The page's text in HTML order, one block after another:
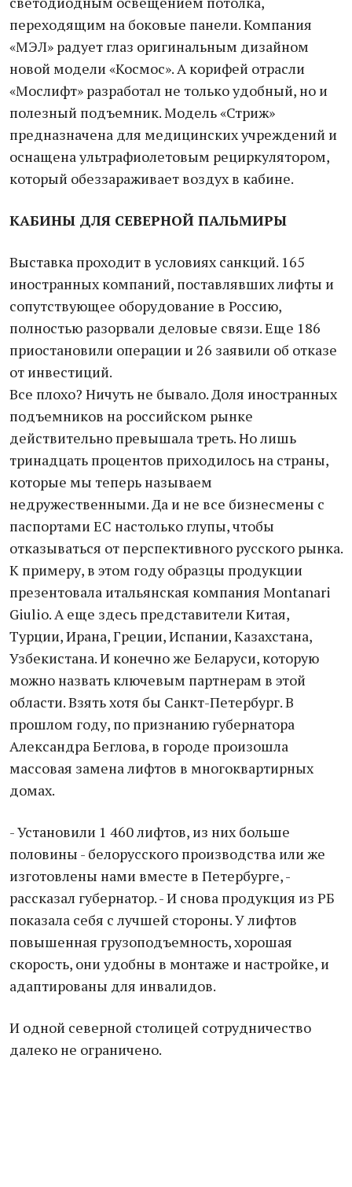
переходящим на боковые панели. Компания
«МЭЛ» радует глаз оригинальным дизайном
новой модели «Космос». А корифей отрасли
«Мослифт» разработал не только удобный, но и
полезный подъемник. Модель «Стриж»
предназначена для медицинских учреждений и
оснащена ультрафиолетовым рециркулятором,
который обеззараживает воздух в кабине.
КАБИНЫ ДЛЯ СЕВЕРНОЙ ПАЛЬМИРЫ
Выставка проходит в условиях санкций. 165
иностранных компаний, поставлявших лифты и
сопутствующее оборудование в Россию,
полностью разорвали деловые связи. Еще 186
приостановили операции и 26 заявили об отказе
от инвестиций.
Все плохо? Ничуть не бывало. Доля иностранных
подъемников на российском рынке
действительно превышала треть. Но лишь
тринадцать процентов приходилось на страны,
которые мы теперь называем
недружественными. Да и не все бизнесмены с
паспортами ЕС настолько глупы, чтобы
отказываться от перспективного русского рынка.
К примеру, в этом году образцы продукции
презентовала итальянская компания Montanari
Giulio. А еще здесь представители Китая,
Турции, Ирана, Греции, Испании, Казахстана,
Узбекистана. И конечно же Беларуси, которую
можно назвать ключевым партнерам в этой
области. Взять хотя бы Санкт-Петербург. В
прошлом году, по признанию губернатора
Александра Беглова, в городе произошла
массовая замена лифтов в многоквартирных
домах.
- Установили 1 460 лифтов, из них больше
половины - белорусского производства или же
изготовлены нами вместе в Петербурге, -
рассказал губернатор. - И снова продукция из РБ
показала себя с лучшей стороны. У лифтов
повышенная грузоподъемность, хорошая
скорость, они удобны в монтаже и настройке, и
адаптированы для инвалидов.
И одной северной столицей сотрудничество
далеко не ограничено.